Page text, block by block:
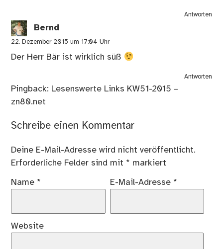
Antworten
Bernd
22. Dezember 2015 um 17:04 Uhr
Der Herr Bär ist wirklich süß
Antworten
Pingback: Lesenswerte Links KW51-2015 –
zn80.net
Schreibe einen Kommentar
Deine E-Mail-Adresse wird nicht veröffentlicht.
Erforderliche Felder sind mit * markiert
Name * E-Mail-Adresse *
Website